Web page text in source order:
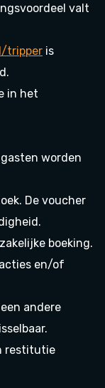
valt
tripper is
in het
worden
De voucher
boeking.
en/of
andere
restitutie